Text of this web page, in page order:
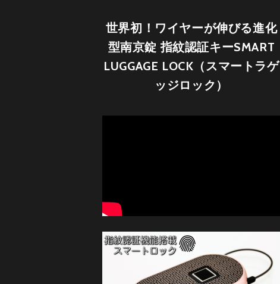
世界初！ワイヤーが伸びる進化
型南京錠 指紋認証キーSMART
LUGGAGE LOCK（スマートラゲ
ッジロック）